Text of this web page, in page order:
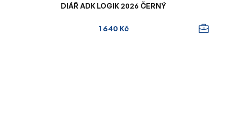
DIÁŘ ADK LOGIK 2026 ČERNÝ
1 640 Kč